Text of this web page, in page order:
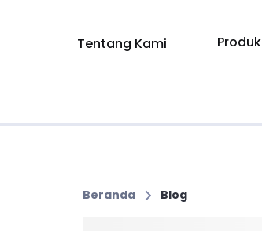
Tentang Kami Produk
Beranda Blog